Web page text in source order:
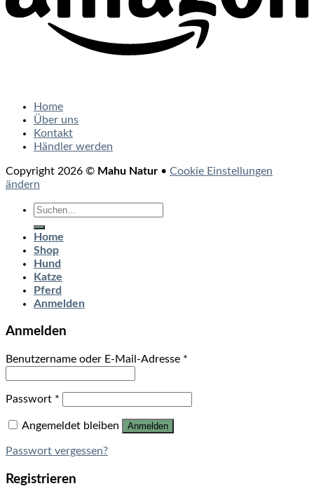
Home
Über uns
Kontakt
Händler werden
Copyright 2026 © Mahu Natur • Cookie Einstellungen
ändern
Suchen
Home
Shop
Hund
Katze
Pferd
Anmelden
Anmelden
Benutzername oder E-Mail-Adresse *
Passwort *
Angemeldet bleiben Anmelden
Passwort vergessen?
Registrieren